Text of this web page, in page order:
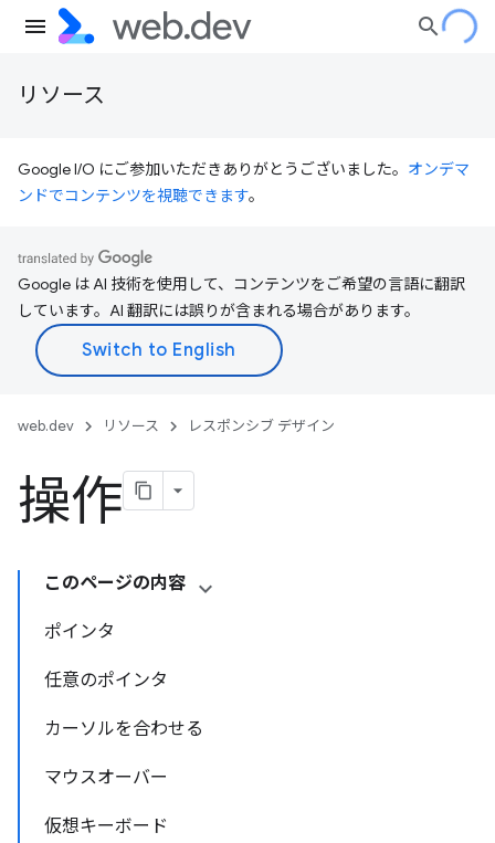
リソース
Google I/O にご参加いただきありがとうございました。 オンデマ
ンドでコンテンツを視聴できます。
Google は AI 技術を使用して、コンテンツをご希望の言語に翻訳
しています。AI 翻訳には誤りが含まれる場合があります。
web.dev リソース レスポンシブ デザイン
操作
このページの内容
ポインタ
任意のポインタ
カーソルを合わせる
マウスオーバー
仮想キーボード